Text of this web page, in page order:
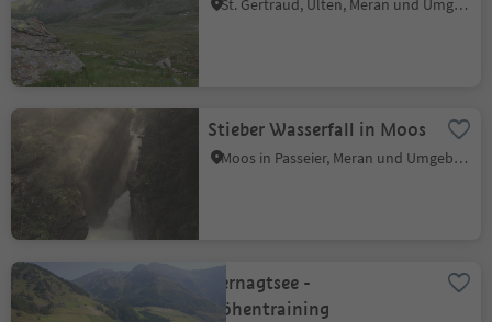
St. Gertraud, Ulten, Meran und Umgebung
Stieber Wasserfall in Moos
Moos in Passeier, Meran und Umgebung
Vernagtsee -
Höhentraining